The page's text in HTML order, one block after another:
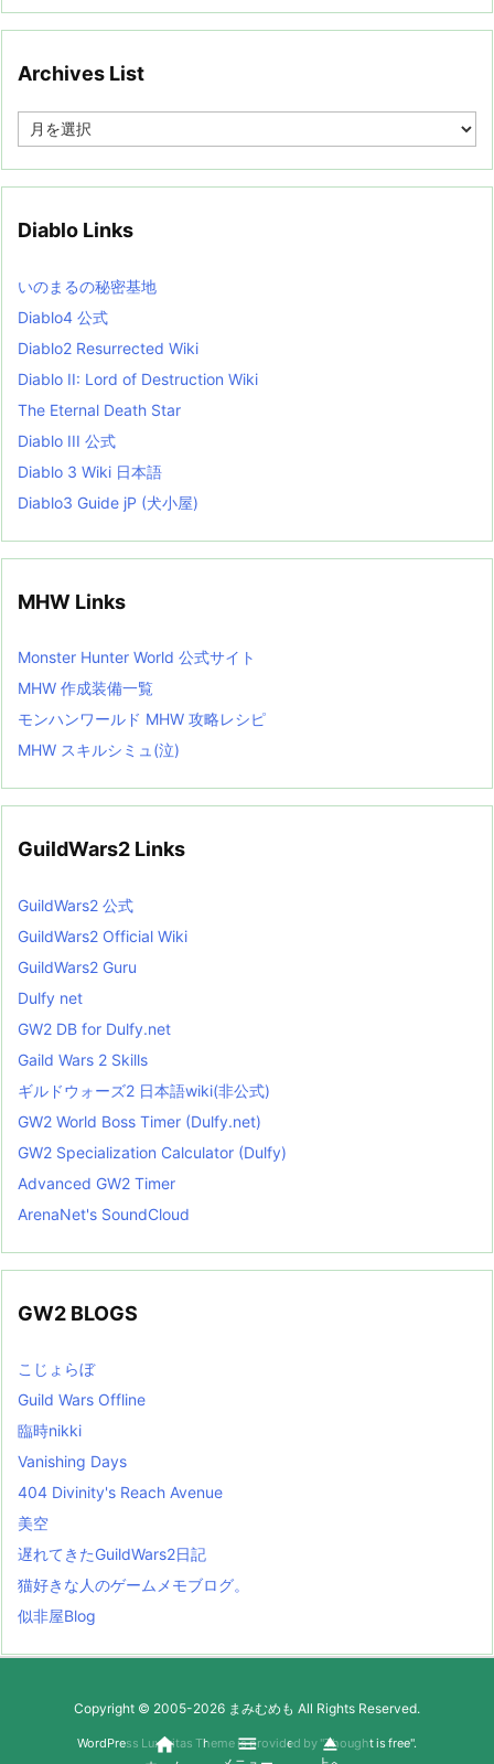
Archives List
e
i
s
t
Diablo Links
いのまるの秘密基地
Diablo4 公式
Diablo2 Resurrected Wiki
Diablo II: Lord of Destruction Wiki
The Eternal Death Star
Diablo III 公式
Diablo 3 Wiki 日本語
Diablo3 Guide jP (犬小屋)
MHW Links
Monster Hunter World 公式サイト
MHW 作成装備一覧
モンハンワールド MHW 攻略レシピ
MHW スキルシミュ(泣)
GuildWars2 Links
GuildWars2 公式
GuildWars2 Official Wiki
GuildWars2 Guru
Dulfy net
GW2 DB for Dulfy.net
Gaild Wars 2 Skills
ギルドウォーズ2 日本語wiki(非公式)
GW2 World Boss Timer (Dulfy.net)
GW2 Specialization Calculator (Dulfy)
Advanced GW2 Timer
ArenaNet's SoundCloud
GW2 BLOGS
こじょらぼ
Guild Wars Offline
臨時nikki
Vanishing Days
404 Divinity's Reach Avenue
美空
遅れてきたGuildWars2日記
猫好きな人のゲームメモブログ。
似非屋Blog
Copyright © 2005-2026 まみむめも All Rights Reserved.
WordPress Luxeritas Theme is provided by "Thought is free".
  